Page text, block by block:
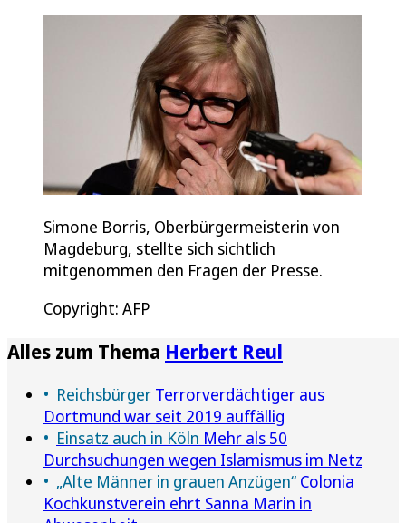
Simone Borris, Oberbürgermeisterin von
Magdeburg, stellte sich sichtlich
mitgenommen den Fragen der Presse.
Copyright: AFP
Alles zum Thema Herbert Reul
Reichsbürger Terrorverdächtiger aus
Dortmund war seit 2019 auffällig
Einsatz auch in Köln Mehr als 50
Durchsuchungen wegen Islamismus im Netz
„Alte Männer in grauen Anzügen“ Colonia
Kochkunstverein ehrt Sanna Marin in